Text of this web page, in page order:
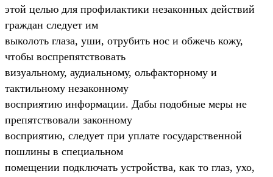
этой целью для профилактики незаконных действий
граждан следует им
выколоть глаза, уши, отрубить нос и обжечь кожу,
чтобы воспрепятствовать
визуальному, аудиальному, ольфакторному и
тактильному незаконному
восприятию информации. Дабы подобные меры не
препятствовали законному
восприятию, следует при уплате государственной
пошлины в специальном
помещении подключать устройства, как то глаз, ухо,